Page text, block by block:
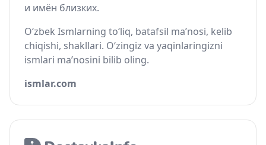
и имён близких.
O‘zbek Ismlarning to‘liq, batafsil ma’nosi, kelib
chiqishi, shakllari. O‘zingiz va yaqinlaringizni
ismlari ma’nosini bilib oling.
ismlar.com